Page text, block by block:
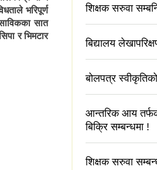
भरिपूर्ण
सात
र भिमटार
शिक्षक सरुवा
बिद्यालय
बोलपत्र
आन्तरिक आय
बिक्रि सम्बन्धमा !
शिक्षक सरुवा